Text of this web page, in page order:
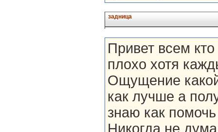
задница
Привет всем
плохо хотя
Ощущение
как лучше а
знаю как
Никогда не